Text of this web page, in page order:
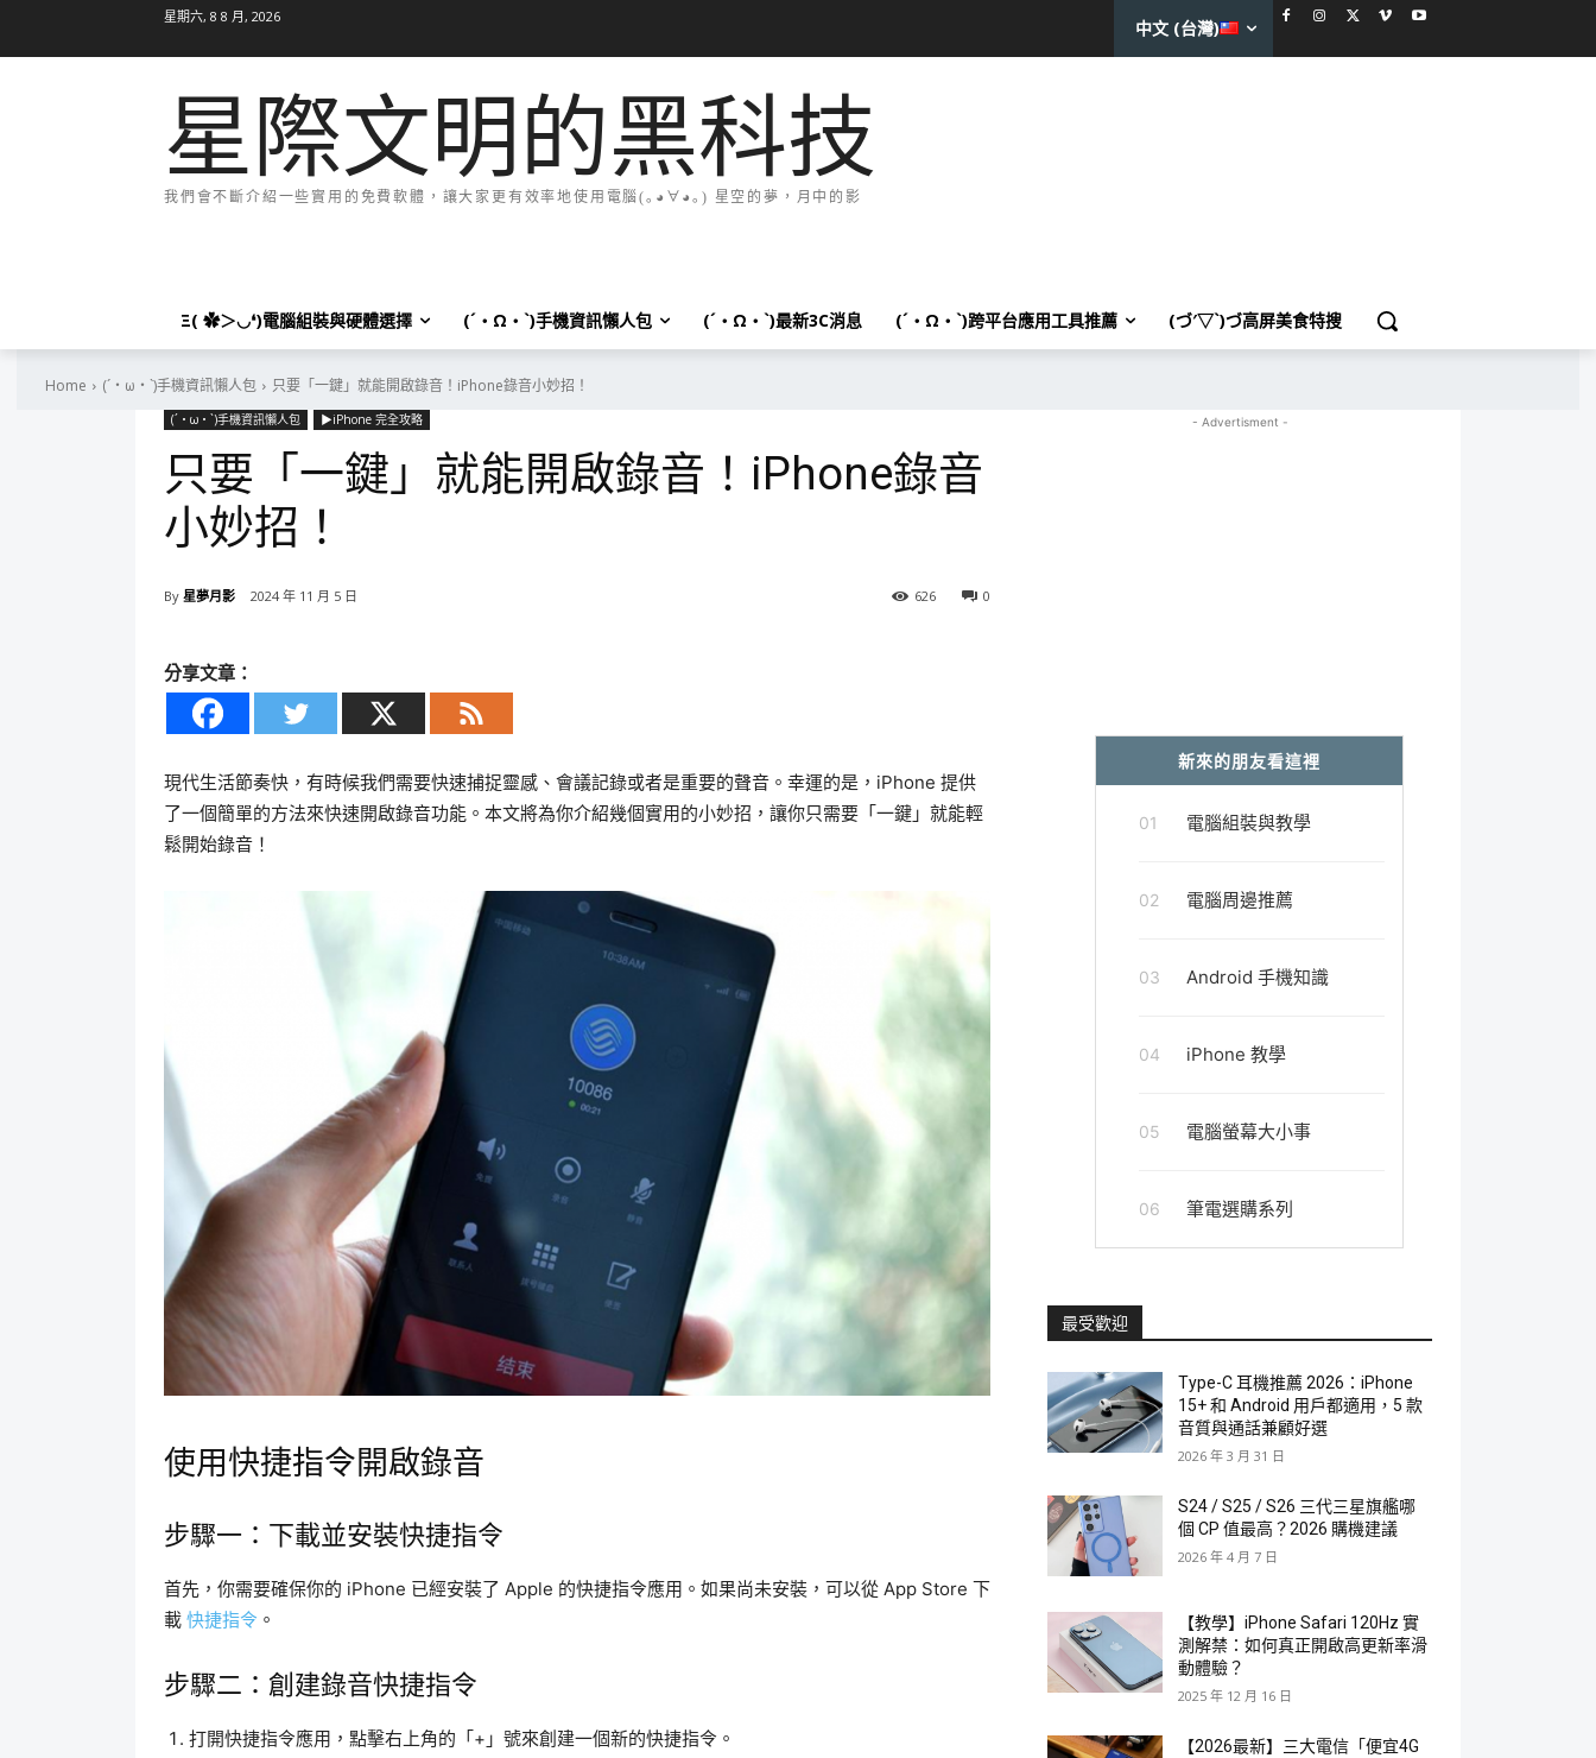
星期六, 8 8 月, 2026
中文 (台灣)
星際文明的黑科技
我們會不斷介紹一些實用的免費軟體，讓大家更有效率地使用電腦(｡◕∀◕｡) 星空的夢，月中的影
Ξ( ✿＞◡❛)電腦組裝與硬體選擇 (´・Ω・`)手機資訊懶人包 (´・Ω・`)最新3C消息 (´・Ω・`)跨平台應用工具推薦 (づ′▽`)づ高屏美食特搜
Home (´・ω・`)手機資訊懶人包 只要「一鍵」就能開啟錄音！iPhone錄音小妙招！
(´・ω・`)手機資訊懶人包 ▶iPhone 完全攻略
只要「一鍵」就能開啟錄音！iPhone錄音
小妙招！
By 星夢月影 2024 年 11 月 5 日 0
626
分享文章：
現代生活節奏快，有時候我們需要快速捕捉靈感、會議記錄或者是重要的聲音。幸運的是，iPhone 提供
了一個簡單的方法來快速開啟錄音功能。本文將為你介紹幾個實用的小妙招，讓你只需要「一鍵」就能輕
鬆開始錄音！
使用快捷指令開啟錄音
步驟一：下載並安裝快捷指令
首先，你需要確保你的 iPhone 已經安裝了 Apple 的快捷指令應用。如果尚未安裝，可以從 App Store 下
載 快捷指令 。
步驟二：創建錄音快捷指令
打開快捷指令應用，點擊右上角的「+」號來創建一個新的快捷指令。
- Advertisment -
新來的朋友看這裡
01 電腦組裝與教學
02 電腦周邊推薦
03 Android 手機知識
04 iPhone 教學
05 電腦螢幕大小事
06 筆電選購系列
最受歡迎
Type-C 耳機推薦 2026：iPhone
15+ 和 Android 用戶都適用，5 款
音質與通話兼顧好選
2026 年 3 月 31 日
S24 / S25 / S26 三代三星旗艦哪
個 CP 值最高？2026 購機建議
2026 年 4 月 7 日
【教學】iPhone Safari 120Hz 實
測解禁：如何真正開啟高更新率滑
動體驗？
2025 年 12 月 16 日
【2026最新】三大電信「便宜4G